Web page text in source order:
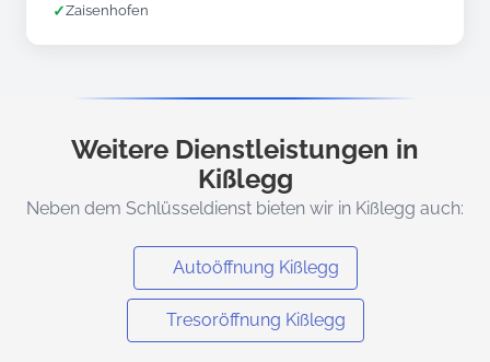
✓Zaisenhofen
Weitere Dienstleistungen in
Kißlegg
Neben dem Schlüsseldienst bieten wir in Kißlegg auch:
Autoöffnung Kißlegg
Tresoröffnung Kißlegg